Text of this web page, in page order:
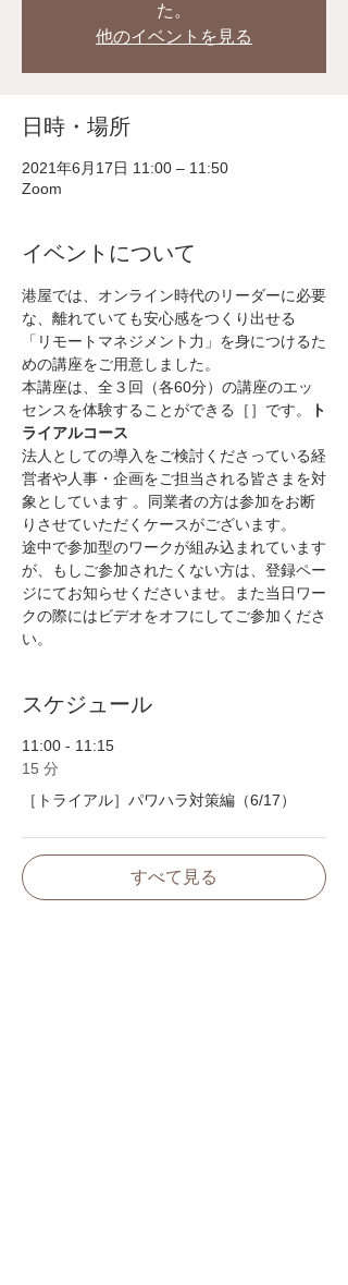
た。
他のイベントを見る
日時・場所
2021年6月17日 11:00 – 11:50
Zoom
イベントについて
港屋では、オンライン時代のリーダーに必要
な、離れていても安心感をつくり出せる
「リモートマネジメント力」を身につけるた
めの講座をご用意しました。
本講座は、全３回（各60分）の講座のエッ
センスを体験することができる［ ］です。
ト
ライアルコース
法人としての導入をご検討くださっている経
営者や人事・企画をご担当される皆さまを対
象としています 。同業者の方は参加をお断
りさせていただくケースがございます。
途中で参加型のワークが組み込まれています
が、もしご参加されたくない方は、登録ペー
ジにてお知らせくださいませ。また当日ワー
クの際にはビデオをオフにしてご参加くださ
い。
スケジュール
11:00 - 11:15
15 分
［トライアル］パワハラ対策編（6/17）
すべて見る